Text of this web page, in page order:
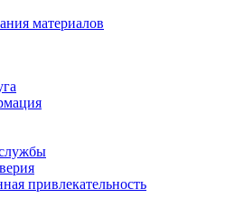
материалов
привлекательность